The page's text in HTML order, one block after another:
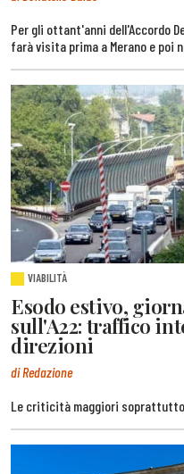
Per gli ottant'anni dell'Accordo
farà visita prima a Merano e poi
VIABILITÀ
Esodo estivo,
sull'A22: traffico
direzioni
di Redazione
Le criticità maggiori soprattutto